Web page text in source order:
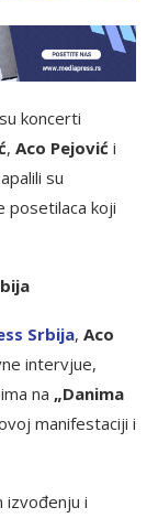
koncerti
, Aco Pejović i
su
posetilaca koji
Srbija, Aco
intervjue,
na „Danima
manifestaciji i
izvođenju i